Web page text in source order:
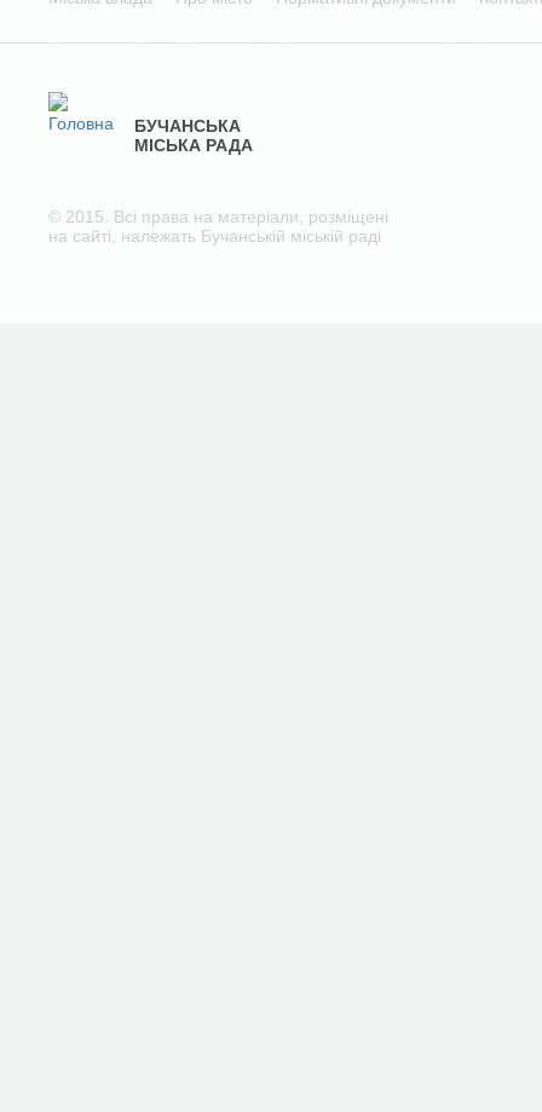
БУЧАНСЬКА
МІСЬКА РАДА
© 2015. Всі права на матеріали, розміщені
на сайті, належать Бучанській міській раді